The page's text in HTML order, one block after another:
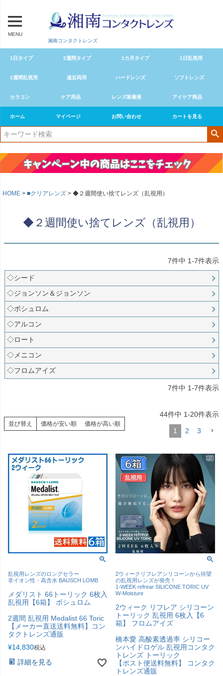
MENU
湘南コンタクトレンズ
1日タイプ 2週間タイプ 1カ月タイプ 1日乱視用
2週間乱視用 遠近両用 ハードレンズ ソフトレンズ
カラコン ケア用品 レンズ装着液 アイケア商品
ホーム マイページ お問い合わせ カートを見る
HOME ■クリアレンズ ◆２週間使い捨てレンズ（乱視用）
◆２週間使い捨てレンズ（乱視用）
7件中 1-7件表示
◇シード
◇ジョンソン＆ジョンソン
◇ボシュロム
◇アルコン
◇ロート
◇メニコン
◇フロムアイズ
7件中 1-7件表示
並び替え 価格が安い順 価格が高い順
44件中 1-20件表示
1 2 3
乱視用レンズのロングセラー
非イオン性・高含水 BAUSCH LOMB
メダリスト 66トーリック 6枚入
乱視用【6箱】 ボシュロム
2週間 乱視用 Medalist 66 Toric
【メーカー直送送料無料】コン
タクトレンズ通販
¥14,830税込
詳細を見る
2ウィークリフレアシリコーンから待望
の乱視用レンズが発売！
1-WEEK refrear SILICONE TORIC UV
W-Moisture
2ウィーク リフレア シリコーン
トーリック 乱視用 6枚入【6
箱】 フロムアイズ
橋本愛 高酸素透過率 シリコー
ンハイドロゲル 乱視用コンタク
トレンズ トーリック
【ポスト便送料無料】 コンタク
トレンズ通販